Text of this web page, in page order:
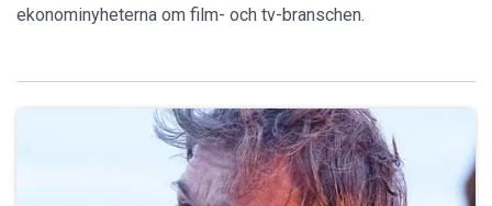
ekonominyheterna om film- och tv-branschen.